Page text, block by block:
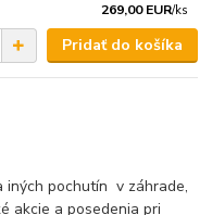
269,00 EUR/ks
Pridať do košíka
iných pochutín v záhrade,
akcie a posedenia pri